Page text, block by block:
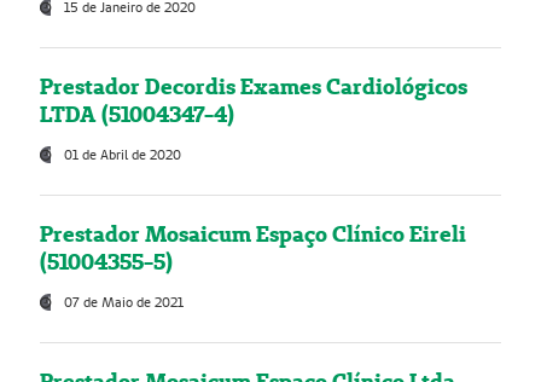
15 de Janeiro de 2020
Prestador Decordis Exames Cardiológicos
LTDA (51004347-4)
01 de Abril de 2020
Prestador Mosaicum Espaço Clínico Eireli
(51004355-5)
07 de Maio de 2021